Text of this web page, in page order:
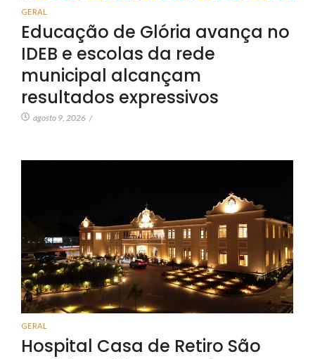
GERAL
Educação de Glória avança no
IDEB e escolas da rede
municipal alcançam
resultados expressivos
agosto 9, 2026 /
GERAL
Hospital Casa de Retiro São